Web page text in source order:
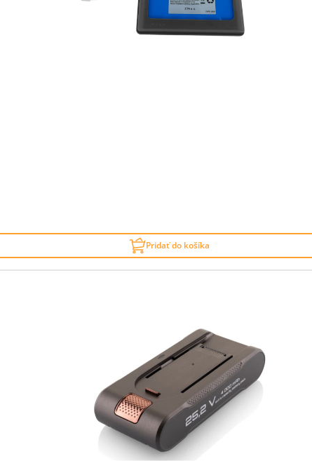
Pridať do košíka